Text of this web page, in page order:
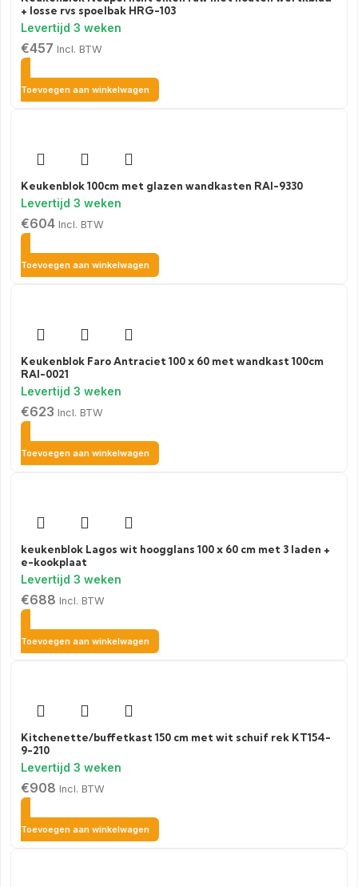
+ losse rvs spoelbak HRG-103
€457 Incl. BTW
Toevoegen aan winkelwagen
Keukenblok 100cm met glazen wandkasten RAI-9330
€604 Incl. BTW
Toevoegen aan winkelwagen
Keukenblok Faro Antraciet 100 x 60 met wandkast 100cm
RAI-0021
€623 Incl. BTW
Toevoegen aan winkelwagen
keukenblok Lagos wit hoogglans 100 x 60 cm met 3 laden +
e-kookplaat
€688 Incl. BTW
Toevoegen aan winkelwagen
Kitchenette/buffetkast 150 cm met wit schuif rek KT154-
9-210
€908 Incl. BTW
Toevoegen aan winkelwagen